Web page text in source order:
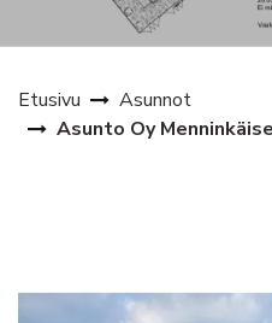
Etusivu
Asunnot
Asunto Oy